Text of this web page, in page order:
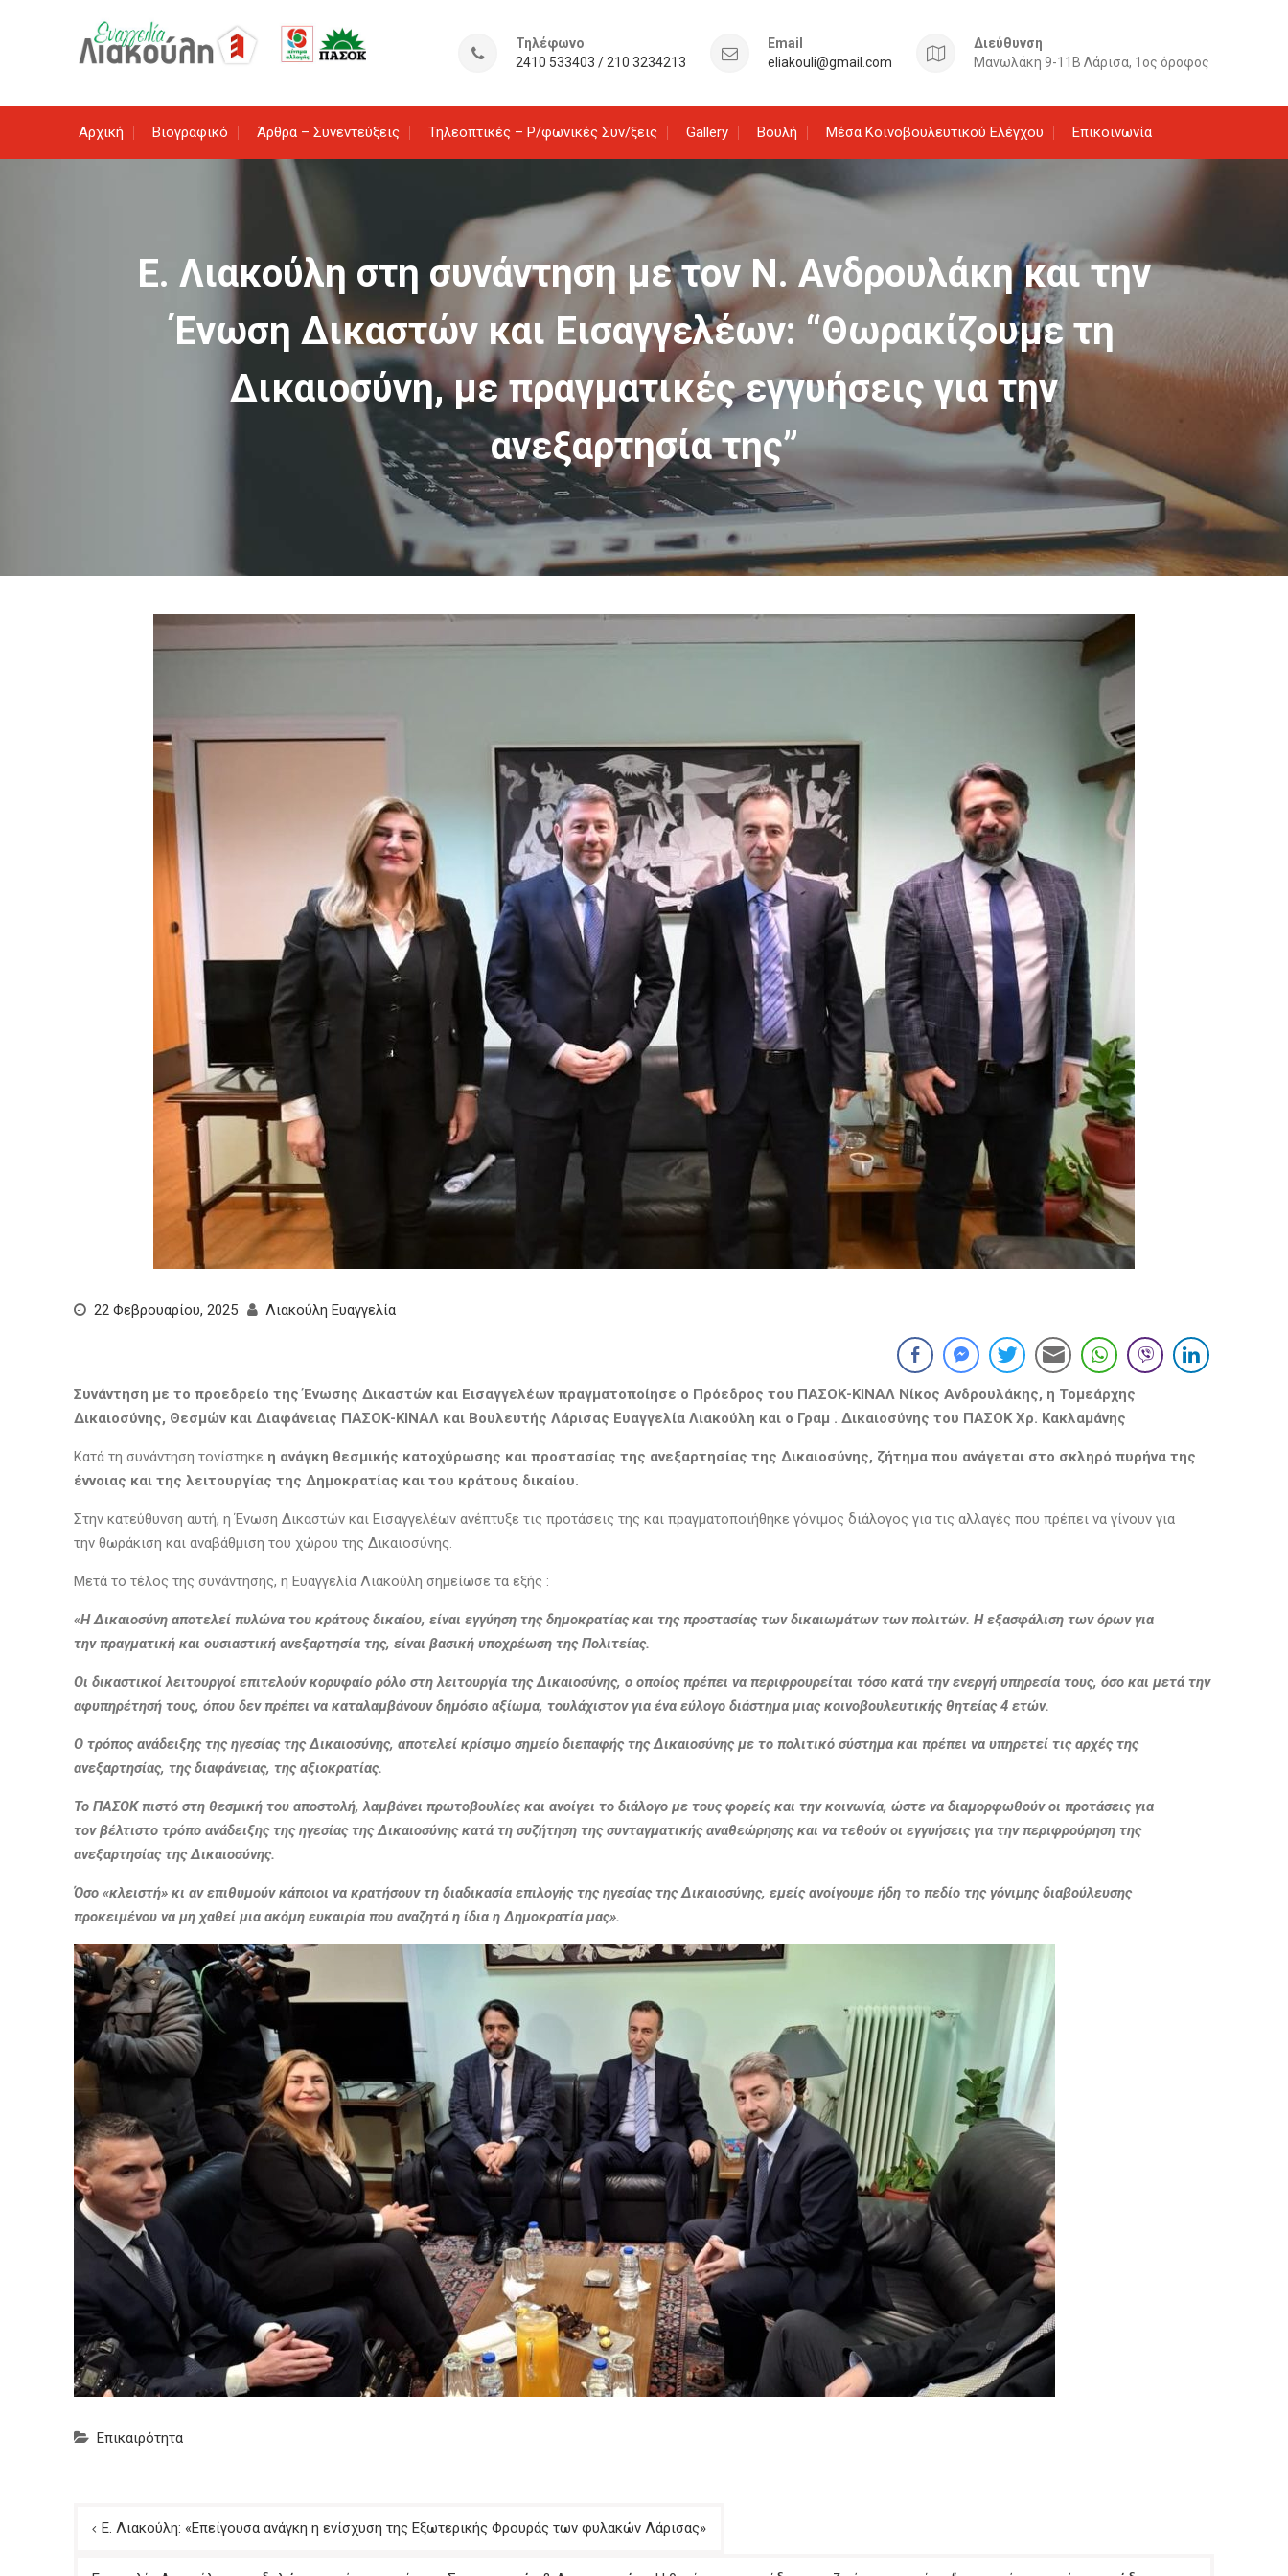
Τηλέφωνο
2410 533403 / 210 3234213
Email
eliakouli@gmail.com
Διεύθυνση
Μανωλάκη 9-11Β Λάρισα, 1ος όροφος
Αρχική Βιογραφικό Άρθρα – Συνεντεύξεις Τηλεοπτικές – Ρ/φωνικές Συν/ξεις Gallery Βουλή Μέσα Κοινοβουλευτικού Ελέγχου Επικοινωνία
Ε. Λιακούλη στη συνάντηση με τον Ν. Ανδρουλάκη και την
Ένωση Δικαστών και Εισαγγελέων: “Θωρακίζουμε τη
Δικαιοσύνη, με πραγματικές εγγυήσεις για την
ανεξαρτησία της”
22 Φεβρουαρίου, 2025 Λιακούλη Ευαγγελία
Συνάντηση με το προεδρείο της Ένωσης Δικαστών και Εισαγγελέων πραγματοποίησε ο Πρόεδρος του ΠΑΣΟΚ-ΚΙΝΑΛ Νίκος Ανδρουλάκης, η Τομεάρχης
Δικαιοσύνης, Θεσμών και Διαφάνειας ΠΑΣΟΚ-ΚΙΝΑΛ και Βουλευτής Λάρισας Ευαγγελία Λιακούλη και ο Γραμ . Δικαιοσύνης του ΠΑΣΟΚ Χρ. Κακλαμάνης
Κατά τη συνάντηση τονίστηκε η ανάγκη θεσμικής κατοχύρωσης και προστασίας της ανεξαρτησίας της Δικαιοσύνης, ζήτημα που ανάγεται στο σκληρό πυρήνα της
έννοιας και της λειτουργίας της Δημοκρατίας και του κράτους δικαίου.
Στην κατεύθυνση αυτή, η Ένωση Δικαστών και Εισαγγελέων ανέπτυξε τις προτάσεις της και πραγματοποιήθηκε γόνιμος διάλογος για τις αλλαγές που πρέπει να γίνουν για
την θωράκιση και αναβάθμιση του χώρου της Δικαιοσύνης.
Μετά το τέλος της συνάντησης, η Ευαγγελία Λιακούλη σημείωσε τα εξής :
«Η Δικαιοσύνη αποτελεί πυλώνα του κράτους δικαίου, είναι εγγύηση της δημοκρατίας και της προστασίας των δικαιωμάτων των πολιτών. Η εξασφάλιση των όρων για
την πραγματική και ουσιαστική ανεξαρτησία της, είναι βασική υποχρέωση της Πολιτείας.
Oι δικαστικοί λειτουργοί επιτελούν κορυφαίο ρόλο στη λειτουργία της Δικαιοσύνης, ο οποίος πρέπει να περιφρουρείται τόσο κατά την ενεργή υπηρεσία τους, όσο και μετά την
αφυπηρέτησή τους, όπου δεν πρέπει να καταλαμβάνουν δημόσιο αξίωμα, τουλάχιστον για ένα εύλογο διάστημα μιας κοινοβουλευτικής θητείας 4 ετών.
Ο τρόπος ανάδειξης της ηγεσίας της Δικαιοσύνης, αποτελεί κρίσιμο σημείο διεπαφής της Δικαιοσύνης με το πολιτικό σύστημα και πρέπει να υπηρετεί τις αρχές της
ανεξαρτησίας, της διαφάνειας, της αξιοκρατίας.
Το ΠΑΣΟΚ πιστό στη θεσμική του αποστολή, λαμβάνει πρωτοβουλίες και ανοίγει το διάλογο με τους φορείς και την κοινωνία, ώστε να διαμορφωθούν οι προτάσεις για
τον βέλτιστο τρόπο ανάδειξης της ηγεσίας της Δικαιοσύνης κατά τη συζήτηση της συνταγματικής αναθεώρησης και να τεθούν οι εγγυήσεις για την περιφρούρηση της
ανεξαρτησίας της Δικαιοσύνης.
Όσο «κλειστή» κι αν επιθυμούν κάποιοι να κρατήσουν τη διαδικασία επιλογής της ηγεσίας της Δικαιοσύνης, εμείς ανοίγουμε ήδη το πεδίο της γόνιμης διαβούλευσης
προκειμένου να μη χαθεί μια ακόμη ευκαιρία που αναζητά η ίδια η Δημοκρατία μας».
Επικαιρότητα
Πλοήγηση
Ε. Λιακούλη: «Επείγουσα ανάγκη η ενίσχυση της Εξωτερικής Φρουράς των φυλακών Λάρισας»